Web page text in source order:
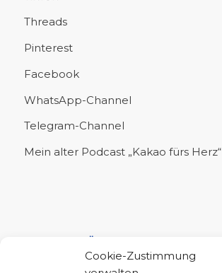
Cookie-Zustimmung
Threads
Pinterest
Facebook
WhatsApp-Channel
Telegram-Channel
Mein alter Podcast „Kakao fürs Herz“